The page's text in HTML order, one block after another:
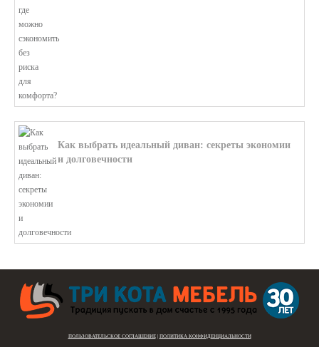
Как выбрать идеальный диван: секреты экономии
и долговечности
ПОЛЬЗОВАТЕЛЬСКОЕ СОГЛАШЕНИЕ| ПОЛИТИКА КОНФИДЕНЦИАЛЬНОСТИ